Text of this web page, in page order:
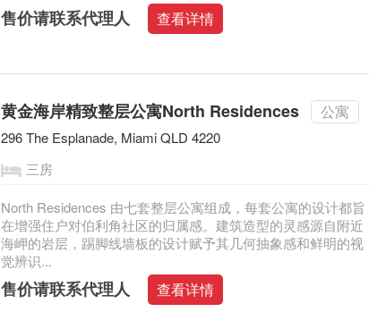
售价请联系代理人 查看详情
黄金海岸精致整层公寓North Residences 公寓
296 The Esplanade, Miami QLD 4220
三房
North Residences 由七套整层公寓组成，每套公寓的设计都旨
在增强住户对伯利角社区的归属感。建筑造型的灵感源自附近
海岬的岩层，踢脚线墙板的设计赋予其几何抽象感和鲜明的视
觉辨识...
售价请联系代理人 查看详情